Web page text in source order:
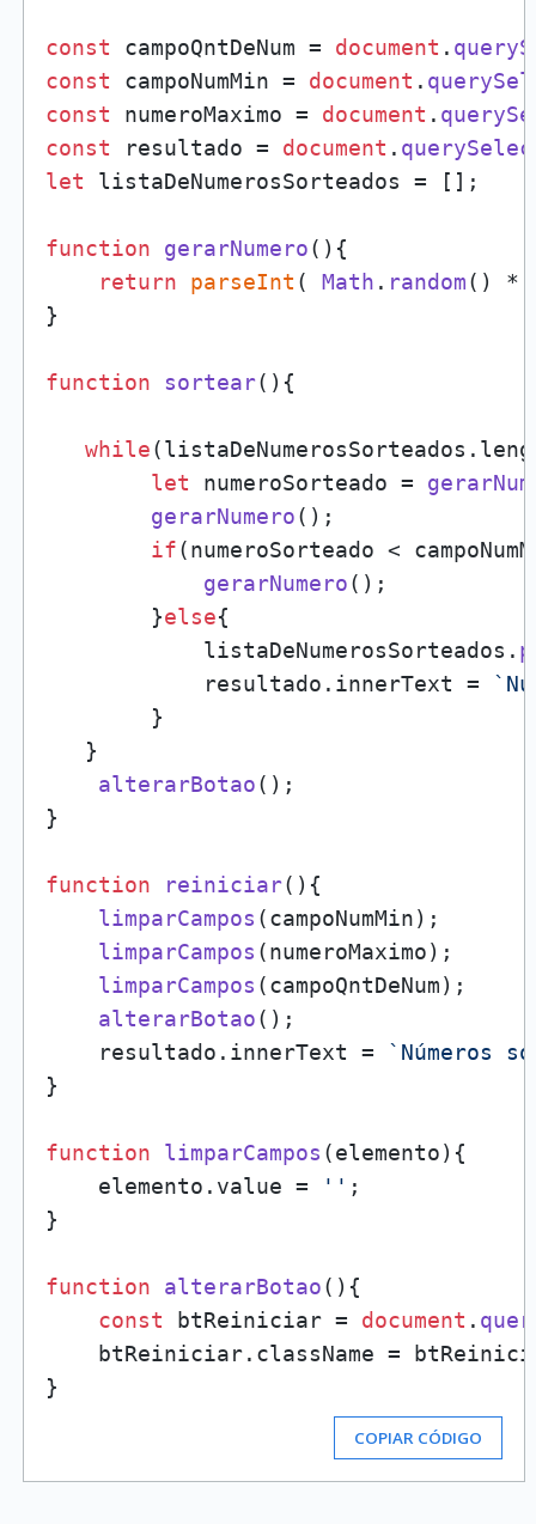
const campoQntDeNum = document .
const campoNumMin = document .
const numeroMaximo = document .
const resultado = document .
let listaDeNumerosSorteados = [];
function gerarNumero( ){
return
parseInt ( Math . random() *
}
function sortear( ){
while(listaDeNumerosSorteados.
let numeroSorteado =
gerarNumero();
if(numeroSorteado <
gerarNumero();
        }
else{
            listaDeNumerosSorteados.
            resultado.
innerText =
        }
   }
alterarBotao();
}
function reiniciar( ){
limparCampos (campoNumMin);
limparCampos (numeroMaximo);
limparCampos (campoQntDeNum);
alterarBotao();
    resultado.
innerText = `Números
}
function limparCampos (elemento){
    elemento.
value = '' ;
}
function alterarBotao( ){
const btReiniciar = document .
    btReiniciar.
className =
COPIAR CÓDIGO